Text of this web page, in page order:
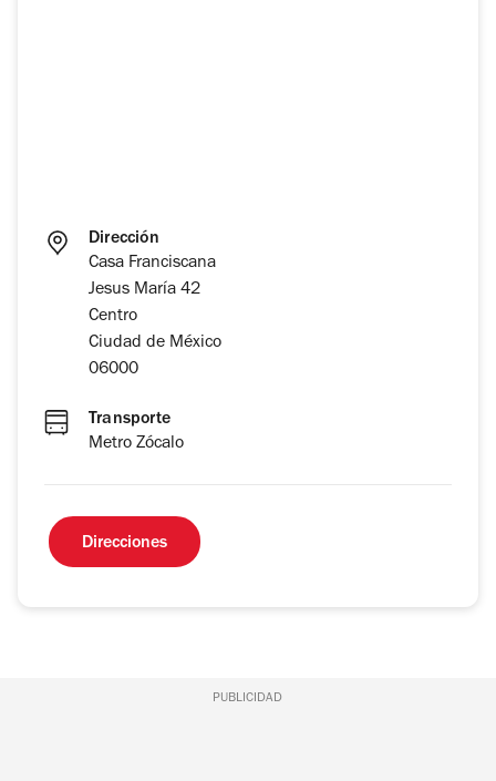
Dirección
Casa Franciscana
Jesus María 42
Centro
Ciudad de México
06000
Transporte
Metro Zócalo
Direcciones
PUBLICIDAD